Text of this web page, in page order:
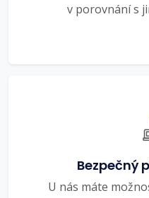
v porovnání s
Bezpečný
U nás máte